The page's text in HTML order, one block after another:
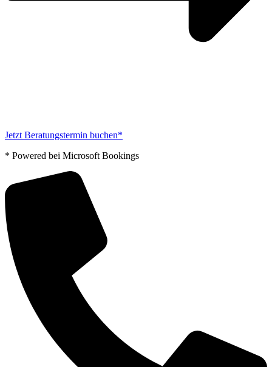
Jetzt Beratungstermin buchen*
* Powered bei Microsoft Bookings